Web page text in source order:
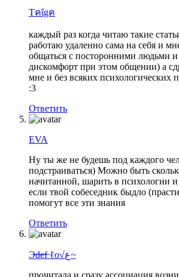
Tคΐgค
каждый раз когда читаю такие
работаю удаленно сама на себя и
общаться с посторонними людьми
дискомфорт при этом общении) а
мне и без всяких психологических
:3
Ответить
EVA
Ну ты же не будешь под каждого
подстраиваться) Можно быть
начитанной, шарить в психологии
если твой собеседник быдло
помогут все эти знания
Ответить
Э̶d̶e̶f̶ ℓo√ﻉ~
прочитала и сразу ассоциация